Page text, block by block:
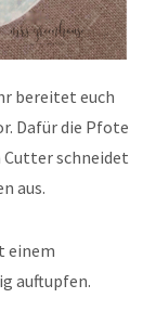
bereitet euch
Dafür die Pfote
Cutter schneidet
aus.
einem
auftupfen.